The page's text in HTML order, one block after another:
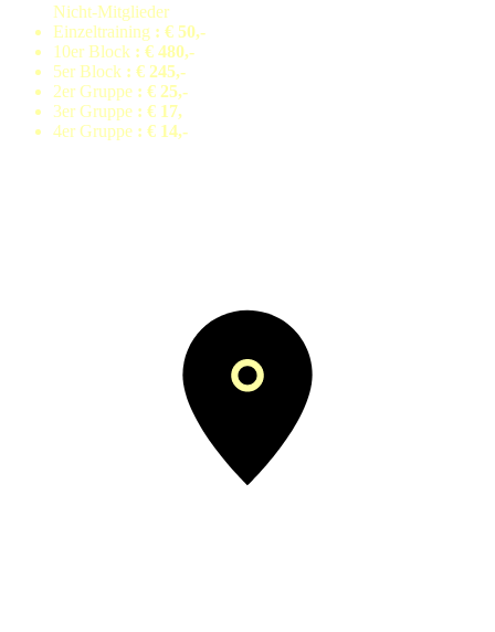
Nicht-Mitglieder
Einzeltraining : € 50,-
10er Block : € 480,-
5er Block : € 245,-
2er Gruppe : € 25,-
3er Gruppe : € 17,
4er Gruppe : € 14,-